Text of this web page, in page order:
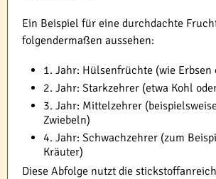
Ein Beispiel für eine durchdachte
folgendermaßen aussehen:
1. Jahr: Hülsenfrüchte (wie Erbsen
2. Jahr: Starkzehrer (etwa Kohl
3. Jahr: Mittelzehrer
Zwiebeln)
4. Jahr: Schwachzehrer (zum
Kräuter)
Diese Abfolge nutzt die